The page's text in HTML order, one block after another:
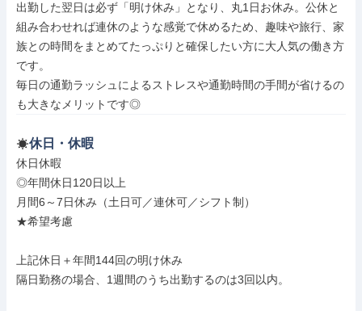
出勤した翌日は必ず「明け休み」となり、丸1日お休み。公休と
組み合わせれば連休のような感覚で休めるため、趣味や旅行、家
族との時間をまとめてたっぷりと確保したい方に大人気の働き方
です。
毎日の通勤ラッシュによるストレスや通勤時間の手間が省けるの
も大きなメリットです◎
休日・休暇
休日休暇
◎年間休日120日以上
月間6～7日休み（土日可／連休可／シフト制）
★希望考慮
上記休日＋年間144回の明け休み
隔日勤務の場合、1週間のうち出勤するのは3回以内。